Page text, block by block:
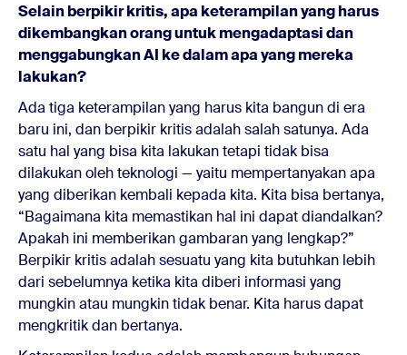
Selain berpikir kritis, apa keterampilan yang harus
dikembangkan orang untuk mengadaptasi dan
menggabungkan AI ke dalam apa yang mereka
lakukan?
Ada tiga keterampilan yang harus kita bangun di era
baru ini, dan berpikir kritis adalah salah satunya. Ada
satu hal yang bisa kita lakukan tetapi tidak bisa
dilakukan oleh teknologi — yaitu mempertanyakan apa
yang diberikan kembali kepada kita. Kita bisa bertanya,
“Bagaimana kita memastikan hal ini dapat diandalkan?
Apakah ini memberikan gambaran yang lengkap?”
Berpikir kritis adalah sesuatu yang kita butuhkan lebih
dari sebelumnya ketika kita diberi informasi yang
mungkin atau mungkin tidak benar. Kita harus dapat
mengkritik dan bertanya.